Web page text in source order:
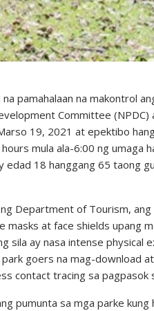
pamahalaan na makontrol
Committee
19, 2021 at epektibo
mula ala-6:00 ng umaga
edad 18 hanggang 65 taong
Department of Tourism,
masks at face shields upang
sila ay nasa intense physical
goers na mag-download
contact tracing sa pagpasok
pumunta sa mga parke kung